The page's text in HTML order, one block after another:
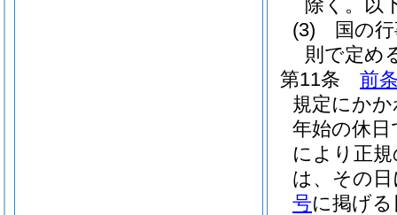
除く。以
(3)
国の
則で定め
第11条
前
規定にか
年始の休
により正
は、その
号に掲げ